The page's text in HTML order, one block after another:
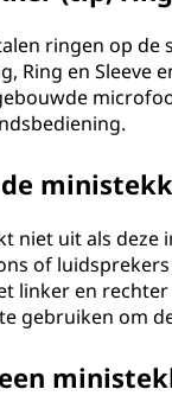
ringen op
Ring en
niet uit als deze
of
linker en
gebruiken om